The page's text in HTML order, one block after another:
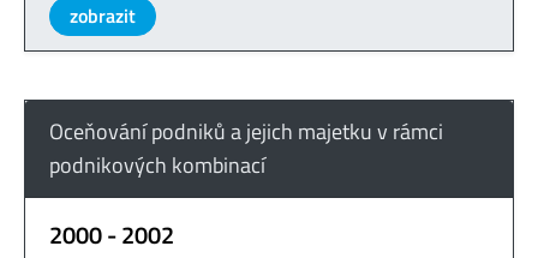
zobrazit
Oceňování podniků a jejich majetku v rámci
podnikových kombinací
2000 - 2002